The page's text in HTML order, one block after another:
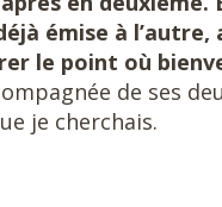
émise à
le point où
de ses
je cherchais.